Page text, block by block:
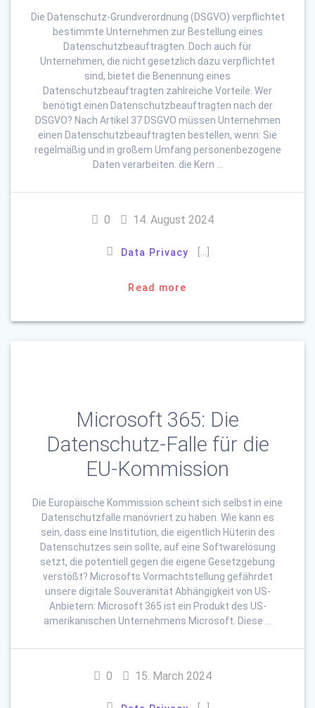
Die Datenschutz-Grundverordnung (DSGVO) verpflichtet
bestimmte Unternehmen zur Bestellung eines
Datenschutzbeauftragten. Doch auch für
Unternehmen, die nicht gesetzlich dazu verpflichtet
sind, bietet die Benennung eines
Datenschutzbeauftragten zahlreiche Vorteile. Wer
benötigt einen Datenschutzbeauftragten nach der
DSGVO? Nach Artikel 37 DSGVO müssen Unternehmen
einen Datenschutzbeauftragten bestellen, wenn: Sie
regelmäßig und in großem Umfang personenbezogene
Daten verarbeiten. die Kern …
0 14. August 2024
Data Privacy
Read more
Microsoft 365: Die
Datenschutz-Falle für die
EU-Kommission
Die Europäische Kommission scheint sich selbst in eine
Datenschutzfalle manövriert zu haben. Wie kann es
sein, dass eine Institution, die eigentlich Hüterin des
Datenschutzes sein sollte, auf eine Softwarelösung
setzt, die potentiell gegen die eigene Gesetzgebung
verstößt? Microsofts Vormachtstellung gefährdet
unsere digitale Souveränität Abhängigkeit von US-
Anbietern: Microsoft 365 ist ein Produkt des US-
amerikanischen Unternehmens Microsoft. Diese …
0 15. March 2024